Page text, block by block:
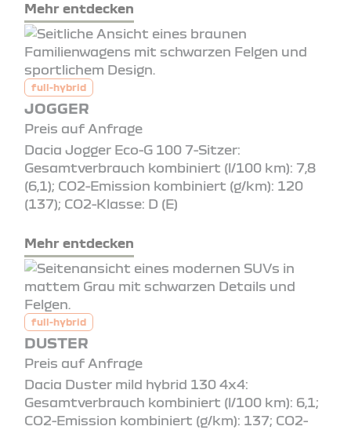
Mehr entdecken
full-hybrid
JOGGER
Preis auf Anfrage
Dacia Jogger Eco-G 100 7-Sitzer:
Gesamtverbrauch kombiniert (l/100 km): 7,8
(6,1); CO2-Emission kombiniert (g/km): 120
(137); CO2-Klasse: D (E)
Mehr entdecken
full-hybrid
DUSTER
Preis auf Anfrage
Dacia Duster mild hybrid 130 4x4:
Gesamtverbrauch kombiniert (l/100 km): 6,1;
CO2-Emission kombiniert (g/km): 137; CO2-